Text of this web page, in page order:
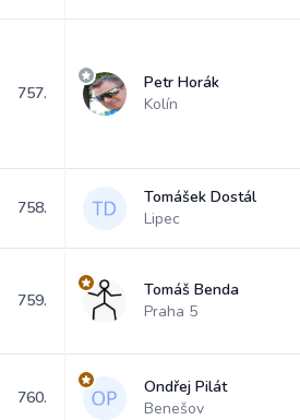
757.
Petr Horák
Kolín
758.
Tomášek Dostál
Lipec
759.
Tomáš Benda
Praha 5
760.
Ondřej Pilát
Benešov